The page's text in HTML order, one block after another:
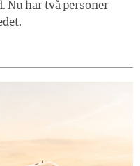
Nu har två personer